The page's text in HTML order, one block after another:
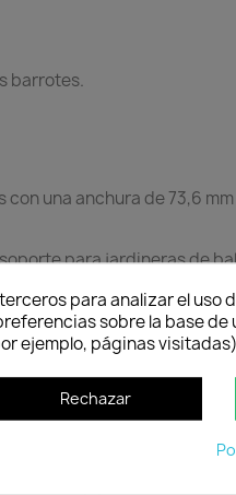
barrotes.
una anchura de 73,6
para jardineras de
y lea atentamente las
WALL (1 par). Apto para
para analizar el uso
sobre la base
ejemplo, páginas
Rechazar